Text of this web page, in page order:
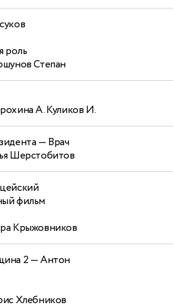
роль
Степан
А. Куликов И.
— Врач
Шерстобитов
фильм
Крыжовников
2— Антон
Хлебников